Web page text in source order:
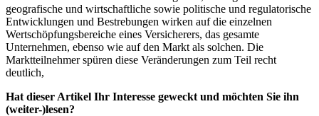
geografische und wirtschaftliche sowie politische und regulatorische
Entwicklungen und Bestrebungen wirken auf die einzelnen
Wertschöpfungsbereiche eines Versicherers, das gesamte
Unternehmen, ebenso wie auf den Markt als solchen. Die
Marktteilnehmer spüren diese Veränderungen zum Teil recht
deutlich,
Hat dieser Artikel Ihr Interesse geweckt und möchten Sie ihn
(weiter-)lesen?